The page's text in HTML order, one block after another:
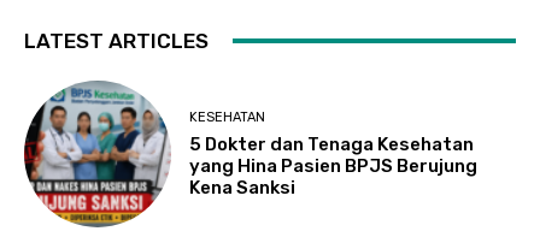
LATEST ARTICLES
KESEHATAN
5 Dokter dan Tenaga Kesehatan
yang Hina Pasien BPJS Berujung
Kena Sanksi